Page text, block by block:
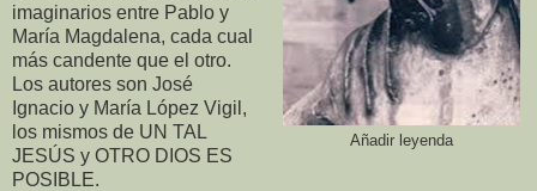
Añadir leyenda
imaginarios entre Pablo y
María Magdalena, cada cual
más candente que el otro.
Los autores son José
Ignacio y María López Vigil,
los mismos de UN TAL
JESÚS y OTRO DIOS ES
POSIBLE.